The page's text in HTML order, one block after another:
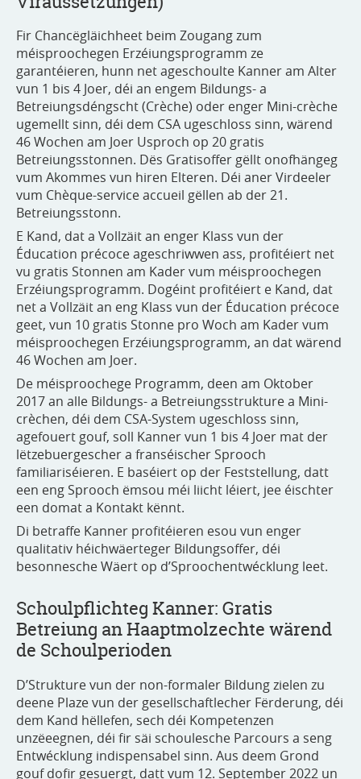
Fir Chancëgläichheet beim Zougang zum
méisproochegen Erzéiungsprogramm ze
garantéieren, hunn net ageschoulte Kanner am Alter
vun 1 bis 4 Joer, déi an engem Bildungs- a
Betreiungsdéngscht (Crèche) oder enger Mini-crèche
ugemellt sinn, déi dem CSA ugeschloss sinn, wärend
46 Wochen am Joer Usproch op 20 gratis
Betreiungsstonnen. Dës Gratisoffer gëllt onofhängeg
vum Akommes vun hiren Elteren. Déi aner Virdeeler
vum Chèque-service accueil gëllen ab der 21.
Betreiungsstonn.
E Kand, dat a Vollzäit an enger Klass vun der
Éducation précoce ageschriwwen ass, profitéiert net
vu gratis Stonnen am Kader vum méisproochegen
Erzéiungsprogramm. Dogéint profitéiert e Kand, dat
net a Vollzäit an eng Klass vun der Éducation précoce
geet, vun 10 gratis Stonne pro Woch am Kader vum
méisproochegen Erzéiungsprogramm, an dat wärend
46 Wochen am Joer.
De méisproochege Programm, deen am Oktober
2017 an alle Bildungs- a Betreiungsstrukture a Mini-
crèchen, déi dem CSA-System ugeschloss sinn,
agefouert gouf, soll Kanner vun 1 bis 4 Joer mat der
lëtzebuergescher a franséischer Sprooch
familiariséieren. E baséiert op der Feststellung, datt
een eng Sprooch ëmsou méi liicht léiert, jee éischter
een domat a Kontakt kënnt.
Di betraffe Kanner profitéieren esou vun enger
qualitativ héichwäerteger Bildungsoffer, déi
besonnesche Wäert op d’Sproochentwécklung leet.
Schoulpflichteg Kanner: Gratis
Betreiung an Haaptmolzechte wärend
de Schoulperioden
D’Strukture vun der non-formaler Bildung zielen zu
deene Plaze vun der gesellschaftlecher Fërderung, déi
dem Kand hëllefen, sech déi Kompetenzen
unzëeegnen, déi fir säi schoulesche Parcours a seng
Entwécklung indispensabel sinn. Aus deem Grond
gouf dofir gesuergt, datt vum 12. September 2022 un